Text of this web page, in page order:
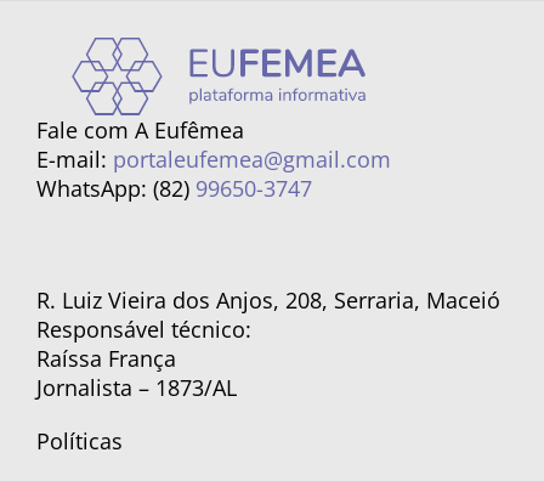
Fale com A Eufêmea
E-mail: portaleufemea@gmail.com
WhatsApp: (82) 99650-3747
R. Luiz Vieira dos Anjos, 208, Serraria, Maceió
Responsável técnico:
Raíssa França
Jornalista – 1873/AL
Políticas